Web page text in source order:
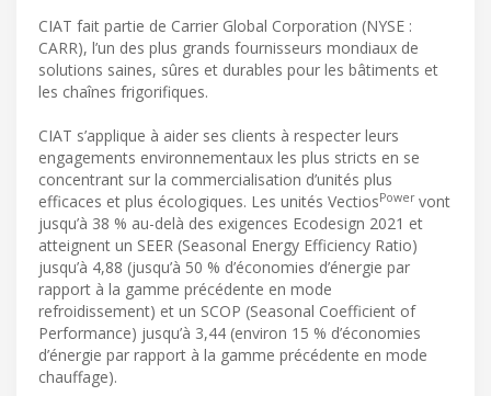
CIAT fait partie de Carrier Global Corporation (NYSE :
CARR), l’un des plus grands fournisseurs mondiaux de
solutions saines, sûres et durables pour les bâtiments et
les chaînes frigorifiques.
CIAT s’applique à aider ses clients à respecter leurs
engagements environnementaux les plus stricts en se
concentrant sur la commercialisation d’unités plus
efficaces et plus écologiques. Les unités VectiosPowervont
jusqu’à 38 % au-delà des exigences Ecodesign 2021 et
atteignent un SEER (Seasonal Energy Efficiency Ratio)
jusqu’à 4,88 (jusqu’à 50 % d’économies d’énergie par
rapport à la gamme précédente en mode
refroidissement) et un SCOP (Seasonal Coefficient of
Performance) jusqu’à 3,44 (environ 15 % d’économies
d’énergie par rapport à la gamme précédente en mode
chauffage).